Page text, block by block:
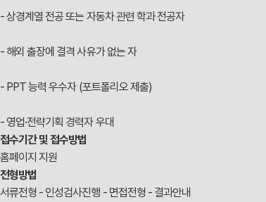
- 상경계열 전공 또는 자동차 관련 학과 전공자
- 해외 출장에 결격 사유가 없는 자
- PPT 능력 우수자 (포트폴리오 제출)
- 영업·전략기획 경력자 우대
접수기간 및 접수방법
홈페이지 지원
전형방법
서류전형 - 인성검사진행 - 면접전형 - 결과안내